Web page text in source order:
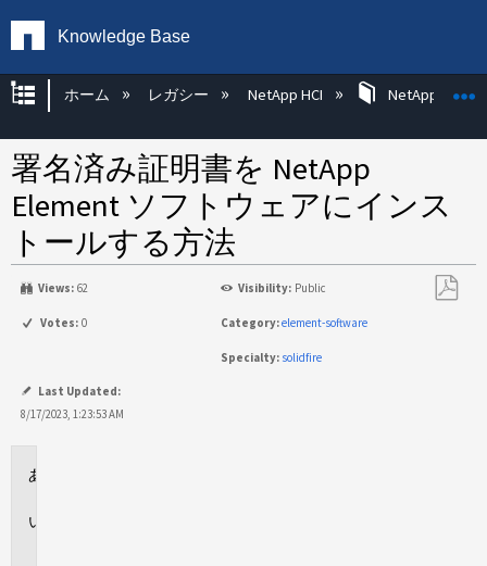
Knowledge Base
グローバル階層を展開/折りたたむ
ホーム レガシー NetApp HCI NetApp HCI
署名済み証明書を NetApp
Element ソフトウェアにインス
トールする方法
Views: 62 Visibility: Public
Votes: 0 Category:element-software
Specialty: solidfire
Last Updated:
8/17/2023, 1:23:53 AM